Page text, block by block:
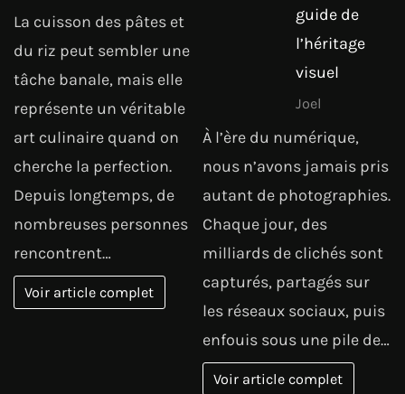
La cuisson des pâtes et
du riz peut sembler une
tâche banale, mais elle
représente un véritable
art culinaire quand on
cherche la perfection.
Depuis longtemps, de
nombreuses personnes
rencontrent…
Voir article complet
guide de
l’héritage
visuel
Joel
À l’ère du numérique,
nous n’avons jamais pris
autant de photographies.
Chaque jour, des
milliards de clichés sont
capturés, partagés sur
les réseaux sociaux, puis
enfouis sous une pile de…
Voir article complet